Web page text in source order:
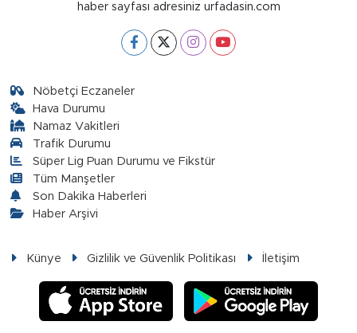
haber sayfası adresiniz urfadasin.com
Nöbetçi Eczaneler
Hava Durumu
Namaz Vakitleri
Trafik Durumu
Süper Lig Puan Durumu ve Fikstür
Tüm Manşetler
Son Dakika Haberleri
Haber Arşivi
Künye Gizlilik ve Güvenlik Politikası İletişim